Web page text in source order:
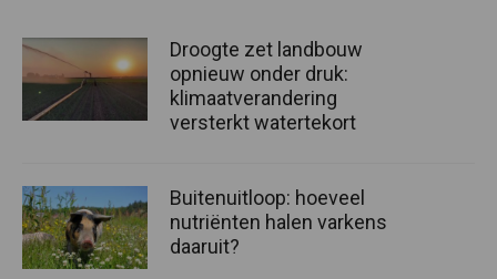
Droogte zet landbouw
opnieuw onder druk:
klimaatverandering
versterkt watertekort
Buitenuitloop: hoeveel
nutriënten halen varkens
daaruit?